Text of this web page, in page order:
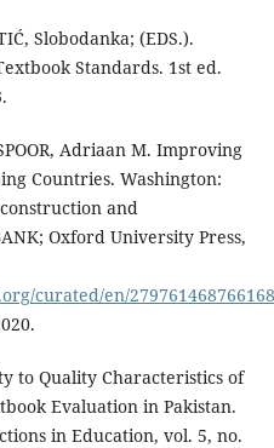
Slobodanka; (EDS.).
Standards. 1st ed.
Adriaan M. Improving
Countries. Washington:
and
Oxford University Press,
curated/en/
to Quality Characteristics of
Evaluation in Pakistan.
in Education, vol. 5, no.